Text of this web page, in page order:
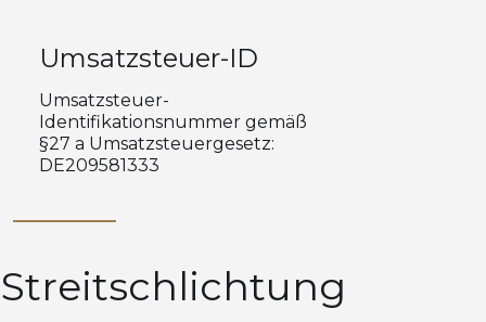
Umsatzsteuer-ID
Umsatzsteuer-
Identifikationsnummer gemäß
§27 a Umsatzsteuergesetz:
DE209581333
Streitschlichtung